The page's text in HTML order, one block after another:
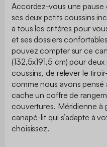
Accordez-vous une
ses deux petits coussins
a tous les critères pour
et ses dossiers
pouvez compter sur ce
(132,5x191,5 cm) pour
coussins, de relever le
comme nous avons pensé
cache un coffre de
couvertures. Méridienne à
canapé-lit qui s’adapte à
choisissez.